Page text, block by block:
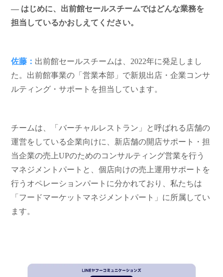
― はじめに、出前館セールスチームではどんな業務を
担当しているかおしえてください。
佐藤： 出前館セールスチームは、 2022年に発足しまし
た。出前館事業の「営業本部」で新規出店・企業コンサ
ルティング・サポートを担当しています。
チームは、「バーチャルレストラン」と呼ばれる店舗の
運営をしている企業向けに、新店舗の開店サポート・担
当企業の売上UPのためのコンサルティング営業を行う
マネジメントパートと、個店向けの売上運用サポートを
行うオペレーションパートに分かれており、私たちは
「フードマーケットマネジメントパート」に所属してい
ます。